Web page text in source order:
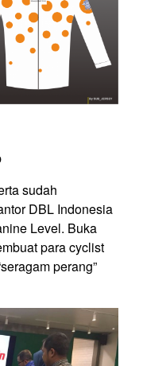
sudah
DBL Indonesia
Level. Buka
para cyclist
perang”